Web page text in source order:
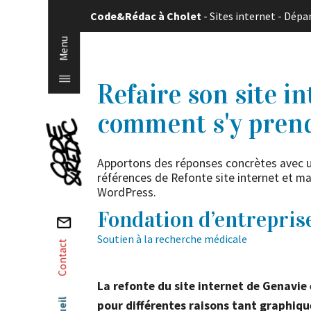
Code&Rédac à Cholet - Sites internet -
|||
Menu
Contact
Accueil
Qui sommes-nous ?
équipe simple et efficace…
Un site internet pour gagner en
communication idéal. Comment fait-
Refaire son site
comment s'y
Apportons des réponses concrètes avec
références de Refonte site internet et
WordPress.
Fondation
Soutien à la recherche médicale
La refonte du site internet de
pour différentes raisons tant